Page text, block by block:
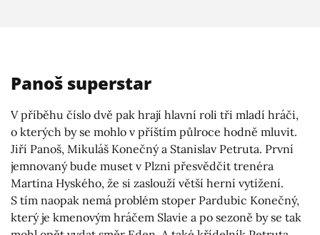
Panoš superstar
V příběhu číslo dvě pak hrají hlavní roli tři mladí hráči,
o kterých by se mohlo v příštím půlroce hodně mluvit.
Jiří Panoš, Mikuláš Konečný a Stanislav Petruta. První
jemnovaný bude muset v Plzni přesvědčit trenéra
Martina Hyského, že si zaslouží větší herní vytížení.
S tím naopak nemá problém stoper Pardubic Konečný,
který je kmenovým hráčem Slavie a po sezoně by se tak